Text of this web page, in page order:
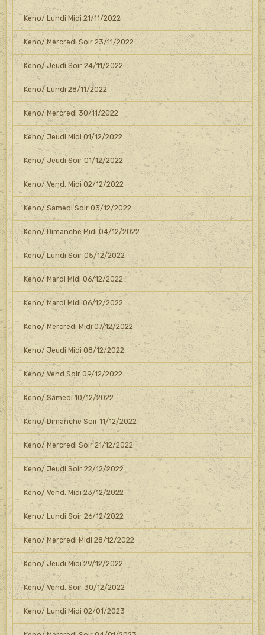
Keno/ Lundi Midi 21/11/2022
Keno/ Mercredi Soir 23/11/2022
Keno/ Jeudi Soir 24/11/2022
Keno/ Lundi 28/11/2022
Keno/ Mercredi 30/11/2022
Keno/ Jeudi Midi 01/12/2022
Keno/ Jeudi Soir 01/12/2022
Keno/ Vend. Midi 02/12/2022
Keno/ Samedi Soir 03/12/2022
Keno/ Dimanche Midi 04/12/2022
Keno/ Lundi Soir 05/12/2022
Keno/ Mardi Midi 06/12/2022
Keno/ Mardi Midi 06/12/2022
Keno/ Mercredi Midi 07/12/2022
Keno/ Jeudi Midi 08/12/2022
Keno/ Vend Soir 09/12/2022
Keno/ Samedi 10/12/2022
Keno/ Dimanche Soir 11/12/2022
Keno/ Mercredi Soir 21/12/2022
Keno/ Jeudi Soir 22/12/2022
Keno/ Vend. Midi 23/12/2022
Keno/ Lundi Soir 26/12/2022
Keno/ Mercredi Midi 28/12/2022
Keno/ Jeudi Midi 29/12/2022
Keno/ Vend. Soir 30/12/2022
Keno/ Lundi Midi 02/01/2023